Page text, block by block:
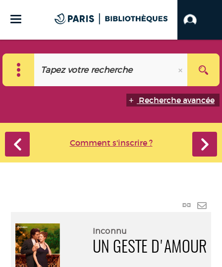
Recherche avancée
Comment s'inscrire ?
Lien
mail
Inconnu
UN GESTE D'AMOUR